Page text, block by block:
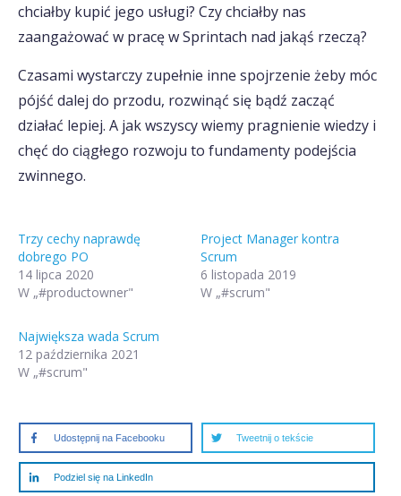
chciałby kupić jego usługi? Czy chciałby nas
zaangażować w pracę w Sprintach nad jakąś rzeczą?
Czasami wystarczy zupełnie inne spojrzenie żeby móc
pójść dalej do przodu, rozwinąć się bądź zacząć
działać lepiej. A jak wszyscy wiemy pragnienie wiedzy i
chęć do ciągłego rozwoju to fundamenty podejścia
zwinnego.
Trzy cechy naprawdę
dobrego PO
14 lipca 2020
W „#productowner"
Project Manager kontra
Scrum
6 listopada 2019
W „#scrum"
Największa wada Scrum
12 października 2021
W „#scrum"
Udostępnij na Facebooku Tweetnij o tekście
Podziel się na LinkedIn